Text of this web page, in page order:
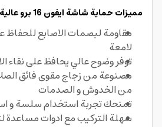
مميزات حماية شاشة ايفون 16 برو عالية الوضوح من أرمور برو:
مقاومة لبصمات الاصابع للحفاظ
لامعة
توفر وضوح عالي يحافظ على نقاء
مصنوعة من زجاج مقوى فائق
من الخدوش و الصدمات
تمنحك تجربة استخدام سلسة و
سهلة التركيب مع ادوات مساعدة